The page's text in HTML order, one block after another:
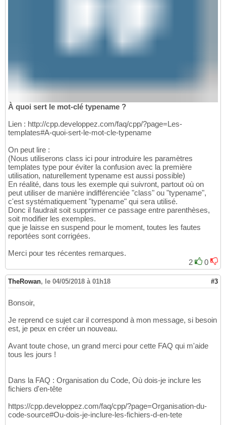
À quoi sert le mot-clé typename ?
Lien : http://cpp.developpez.com/faq/cpp/?page=Les-
templates#A-quoi-sert-le-mot-cle-typename
On peut lire :
(Nous utiliserons class ici pour introduire les paramètres
templates type pour éviter la confusion avec la première
utilisation, naturellement typename est aussi possible)
En réalité, dans tous les exemple qui suivront, partout où on
peut utiliser de manière indifférenciée "class" ou "typename",
c'est systématiquement "typename" qui sera utilisé.
Donc il faudrait soit supprimer ce passage entre parenthèses,
soit modifier les exemples.
que je laisse en suspend pour le moment, toutes les fautes
reportées sont corrigées.
Merci pour tes récentes remarques.
2
0
TheRowan, le 04/05/2018 à 01h18 #3
Bonsoir,
Je reprend ce sujet car il correspond à mon message, si besoin
est, je peux en créer un nouveau.
Avant toute chose, un grand merci pour cette FAQ qui m'aide
tous les jours !
Dans la FAQ : Organisation du Code, Où dois-je inclure les
fichiers d'en-tête
https://cpp.developpez.com/faq/cpp/?page=Organisation-du-
code-source#Ou-dois-je-inclure-les-fichiers-d-en-tete